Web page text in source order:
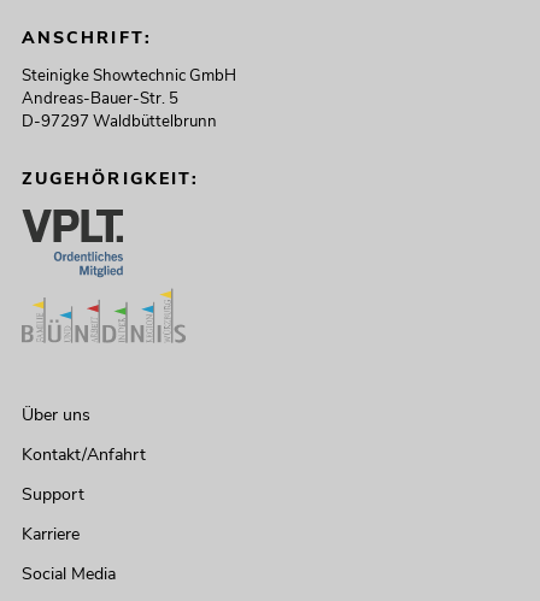
ANSCHRIFT:
Steinigke Showtechnic GmbH
Andreas-Bauer-Str. 5
D-97297 Waldbüttelbrunn
ZUGEHÖRIGKEIT:
Über uns
Kontakt/Anfahrt
Support
Karriere
Social Media